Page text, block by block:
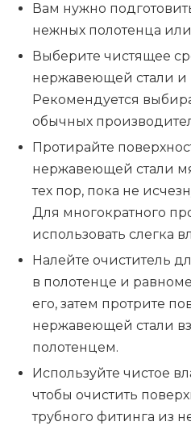
Вам нужно
нежных полотенца
Выберите чистящее
нержавеющей стали и
Рекомендуется
обычных
Протирайте
нержавеющей стали
тех пор, пока не
Для многократного
использовать слегка
Налейте очиститель
в полотенце и
его, затем протрите
нержавеющей стали
полотенцем.
Используйте чистое
чтобы очистить
трубного фитинга из